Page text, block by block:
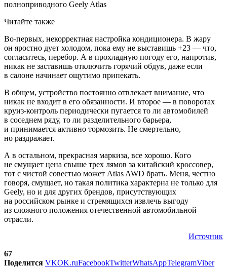
Читайте также
Во-первых, некорректная настройка кондиционера. В жару
он яростно дует холодом, пока ему не выставишь +23 — что,
согласитесь, перебор. А в прохладную погоду его, напротив,
никак не заставишь отключить горячий обдув, даже если
в салоне начинает ощутимо припекать.
В общем, устройство постоянно отвлекает внимание, что
никак не входит в его обязанности. И второе — в поворотах
круиз-контроль периодически пугается то ли автомобилей
в соседнем ряду, то ли разделительного барьера,
и принимается активно тормозить. Не смертельно,
но раздражает.
А в остальном, прекрасная маркиза, все хорошо. Кого
не смущает цена свыше трех лямов за китайский кроссовер,
тот с чистой совестью может Atlas AWD брать. Меня, честно
говоря, смущает, но такая политика характерна не только для
Geely, но и для других брендов, присутствующих
на российском рынке и стремящихся извлечь выгоду
из сложного положения отечественной автомобильной
отрасли.
Источник
67
Поделится VKOK.ruFacebookTwitterWhatsAppTelegramViber